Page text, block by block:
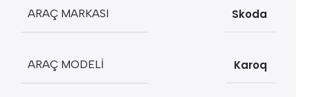
ARAÇ MARKASI Skoda
ARAÇ MODELI Karoq